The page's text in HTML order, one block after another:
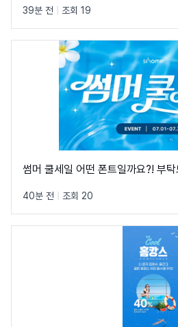
39분 전 조회 19
썸머 쿨세일 어떤 폰트일까요?! 부
40분 전 조회 20